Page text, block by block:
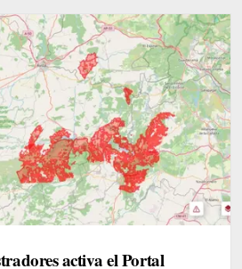
activa el Portal